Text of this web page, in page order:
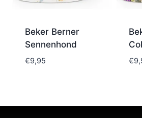
Beker Berner
Sennenhond
€9,95 €